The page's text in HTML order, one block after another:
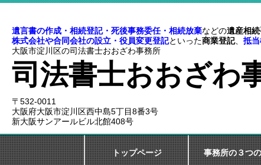
遺言書の作成・相続登記・死後事務委任・ 相続放棄などの遺産相
株式会社や合同会社の設立・役員変更登記といった商業登記、 抵
大阪市淀川区の司法書士おおざわ事務所
司法書士おおざわ
〒532-0011
大阪府大阪市淀川区西中島5丁目8番3号
新大阪サンアールビル北館408号
トップページ 事務所の３つ